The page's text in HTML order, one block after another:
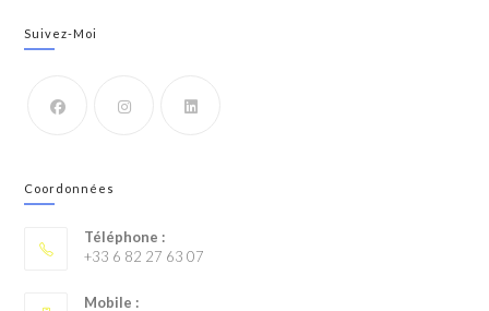
Suivez-Moi
Coordonnées
Téléphone :
+33 6 82 27 63 07
Mobile :